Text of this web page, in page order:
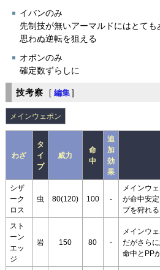
イバンのみ
先制技が無いアーマルドにはとても
思わぬ逆転を狙える
オボンのみ
確定数ずらしに
技考察 [ 編集 ]
メインウェポン
わざ
タ
イ
プ
威力
命
中
追
加
効
果
シザ
ーク
ロス
虫 80(120) 100 -
メインウ
が命中安
プを狩れる
スト
ーン
エッ
ジ
岩 150 80 -
メインウ
だがさら
命中とPP